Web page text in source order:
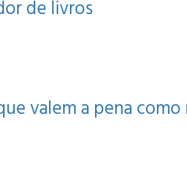
de livros
valem a pena